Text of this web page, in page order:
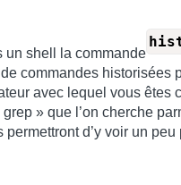
un shell la commande
commandes historisées
avec lequel vous êtes
» que l’on cherche
permettront d’y voir un